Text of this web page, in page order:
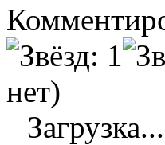
нет)
Загрузка...